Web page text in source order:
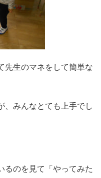
先生のマネをして簡単な
、みんなとても上手でし
るのを見て「やってみた